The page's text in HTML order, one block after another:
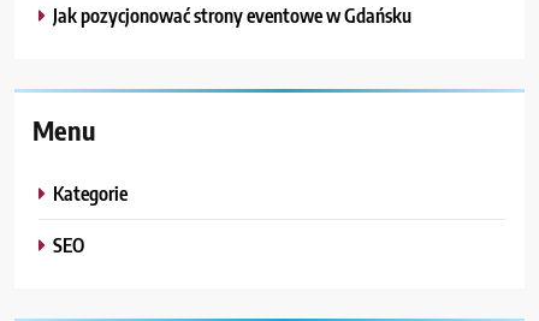
Jak pozycjonować strony eventowe w Gdańsku
Menu
Kategorie
SEO